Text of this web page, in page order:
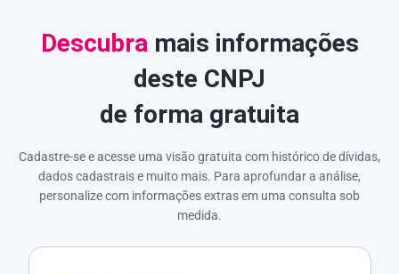
Descubra mais informações
deste CNPJ
de forma gratuita
Cadastre-se e acesse uma visão gratuita com histórico de dívidas,
dados cadastrais e muito mais. Para aprofundar a análise,
personalize com informações extras em uma consulta sob
medida.